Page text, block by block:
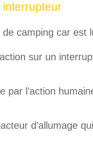
de camping car est
sur un
par l’action
d’allumage